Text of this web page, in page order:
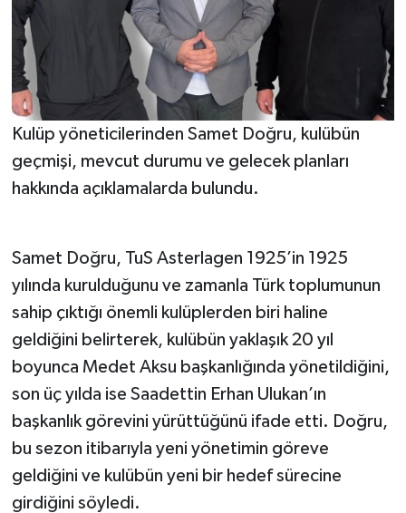
Kulüp yöneticilerinden Samet Doğru, kulübün
geçmişi, mevcut durumu ve gelecek planları
hakkında açıklamalarda bulundu.
Samet Doğru, TuS Asterlagen 1925’in 1925
yılında kurulduğunu ve zamanla Türk toplumunun
sahip çıktığı önemli kulüplerden biri haline
geldiğini belirterek, kulübün yaklaşık 20 yıl
boyunca Medet Aksu başkanlığında yönetildiğini,
son üç yılda ise Saadettin Erhan Ulukan’ın
başkanlık görevini yürüttüğünü ifade etti. Doğru,
bu sezon itibarıyla yeni yönetimin göreve
geldiğini ve kulübün yeni bir hedef sürecine
girdiğini söyledi.